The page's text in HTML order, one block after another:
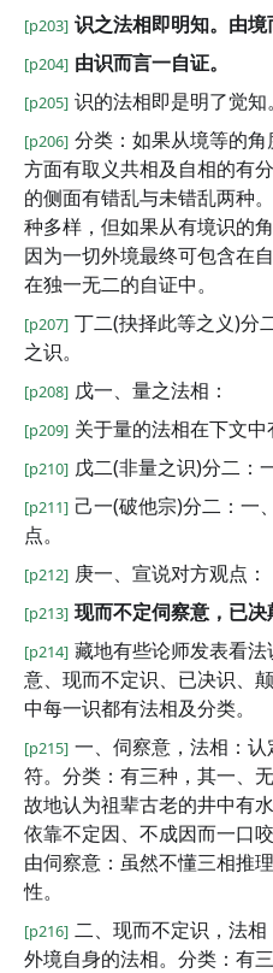
[p203] 识之法相即明知。由境
[p204] 由识而言一自证。
[p205] 识的法相即是明了觉知。
[p206] 分类：如果从境等的
方面有取义共相及自相的有
的侧面有错乱与未错乱两种
种多样，但如果从有境识的
因为一切外境最终可包含在
在独一无二的自证中。
[p207] 丁二(抉择此等之义)分
之识。
[p208] 戊一、量之法相：
[p209] 关于量的法相在下文中
[p210] 戊二(非量之识)分二：
[p211] 己一(破他宗)分二：一
点。
[p212] 庚一、宣说对方观点：
[p213] 现而不定伺察意，已决
[p214] 藏地有些论师发表看
意、现而不定识、已决识、
中每一识都有法相及分类。
[p215] 一、伺察意，法相：
符。分类：有三种，其一、
故地认为祖辈古老的井中有
依靠不定因、不成因而一口
由伺察意：虽然不懂三相推
性。
[p216] 二、现而不定识，法
外境自身的法相。分类：有